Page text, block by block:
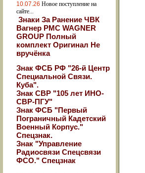
10.07.26 Новое поступление на
сайте...
Знаки За Ранение ЧВК
Вагнер РМС WAGNER
GROUP Полный
комплект Оригинал Не
вручёнка
Знак ФСБ РФ "26-й Центр
Специальной Связи.
Куба".
Знак СВР "105 лет ИНО-
СВР-ПГУ"
Знак ФСБ "Первый
Пограничный Кадетский
Военный Корпус."
Спецзнак.
Знак "Управление
Радиосвязи Спецсвязи
ФСО." Спецзнак